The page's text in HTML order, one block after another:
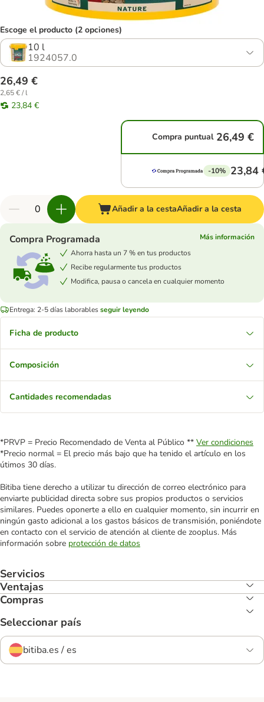
Escoge el producto (2 opciones)
10 l
1924057.0
26,49 €
2,65 € / l
23,84 €
Compra puntual 26,49 €
-10% 23,84
Añadir a la cestaAñadir a la cesta
Compra Programada
Más información
Ahorra hasta un 7 % en tus productos
Recibe regularmente tus productos
Modifica, pausa o cancela en cualquier momento
Entrega: 2-5 días laborablesseguir leyendo
Ficha de producto
Composición
Cantidades recomendadas
*PRVP = Precio Recomendado de Venta al Público ** Ver condiciones
*Precio normal = El precio más bajo que ha tenido el artículo en los
útimos 30 días.
Bitiba tiene derecho a utilizar tu dirección de correo electrónico para
enviarte publicidad directa sobre sus propios productos o servicios
similares. Puedes oponerte a ello en cualquier momento, sin incurrir en
ningún gasto adicional a los gastos básicos de transmisión, poniéndote
en contacto con el servicio de atención al cliente de zooplus. Más
información sobre protección de datos
Servicios
Ventajas
Compras
Seleccionar país
bitiba.es / es